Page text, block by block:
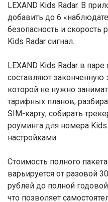
LEXAND Kids Radar. В
добавить до 6
безопасность и скорость
Kids Radar сигнал.
LEXAND Kids Radar в
составляют законченную
которой не нужно
тарифных планов,
SIM-карту, собирать
роуминга для номера
настройками.
Стоимость полного
варьируется от разовой
рублей до полной
что позволяет